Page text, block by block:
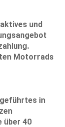
und
Motorrads
in
über 40